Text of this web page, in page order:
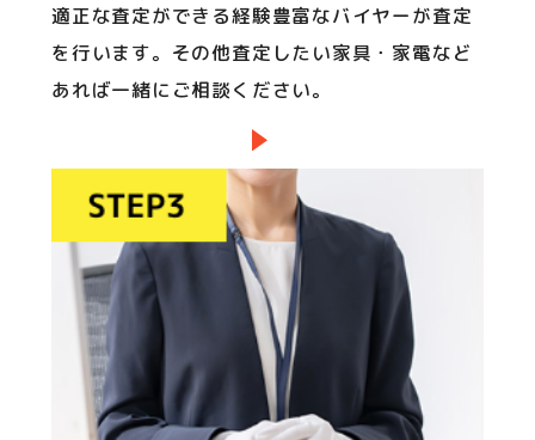
適正な査定ができる経験豊富なバイヤーが査定
を行います。その他査定したい家具・家電など
あれば一緒にご相談ください。